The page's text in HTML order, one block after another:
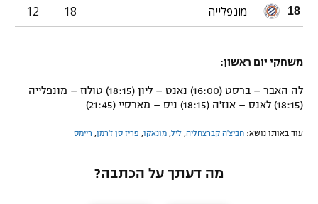
18 מונפלייה 18
12
משחקי יום ראשון:
לה האבר – ברסט (16:00) נאנט – ליון (18:15) טולוז – מונפלייה
(18:15) לאנס – אנז'ה (18:15) ניס – מארסיי (21:45)
עוד באותו נושא: חביצ'ה קברצחליה ליל מונאקו פריז סן ז'רמן ריימס
מה דעתך על הכתבה?